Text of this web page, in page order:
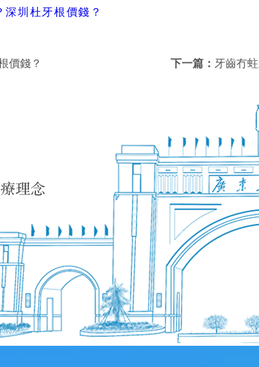
圳杜牙根價錢？
價錢？ 下一篇： 牙齒冇